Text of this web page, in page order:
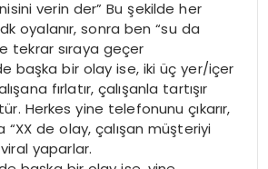
verin der” Bu şekilde her
oyalanır, sonra ben “su da
tekrar sıraya geçer
başka bir olay ise, iki üç yer/içer
fırlatır, çalışanla tartışır
Herkes yine telefonunu çıkarır,
de olay, çalışan müşteriyi
yaparlar.